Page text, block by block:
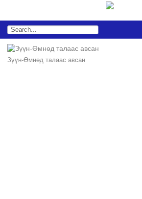
Зүүн-Өмнөд талаас авсан